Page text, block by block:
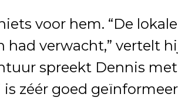
voor hem. “De
verwacht,” vertelt
spreekt Dennis
zéér goed